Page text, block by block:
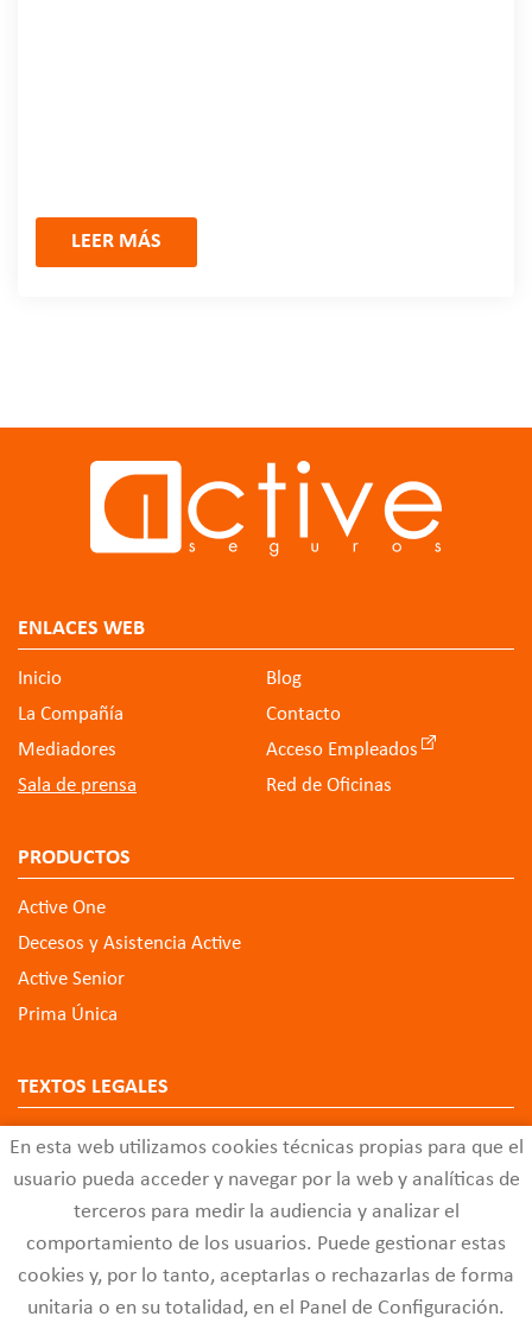
En esta web utilizamos cookies técnicas propias para que el
usuario pueda acceder y navegar por la web y analíticas de
terceros para medir la audiencia y analizar el
comportamiento de los usuarios. Puede gestionar estas
cookies y, por lo tanto, aceptarlas o rechazarlas de forma
unitaria o en su totalidad, en el Panel de Configuración.
LEER MÁS
ENLACES WEB
Inicio
La Compañía
Mediadores
Sala de prensa
Blog
Contacto
Acceso Empleados
Red de Oficinas
PRODUCTOS
Active One
Decesos y Asistencia Active
Active Senior
Prima Única
TEXTOS LEGALES
Aviso Legal
Política de Privacidad de Datos
Política de Cookies
Configuración de Cookies
Código Ético
Buzón de Quejas y Sugerencias